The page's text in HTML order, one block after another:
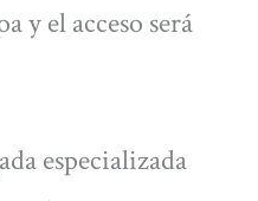
y el acceso será
especializada